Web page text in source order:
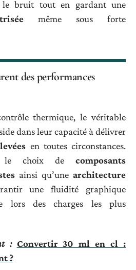
le bruit tout en gardant une
même sous forte
des performances
thermique, le véritable
dans leur capacité à délivrer
en toutes circonstances.
le choix de composants
ainsi qu’une architecture
une fluidité graphique
lors des charges les plus
: Convertir 30 ml en cl :
?